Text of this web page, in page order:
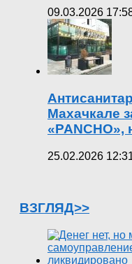
09.03.2026
Махачкале
«PANCHO»,
25.02.2026
ВЗГЛЯД>>